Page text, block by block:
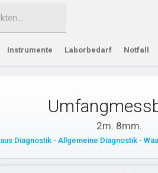
Instrumente Laborbedarf Notfall
2m. 8mm.
aus Diagnostik - Allgemeine Diagnostik -